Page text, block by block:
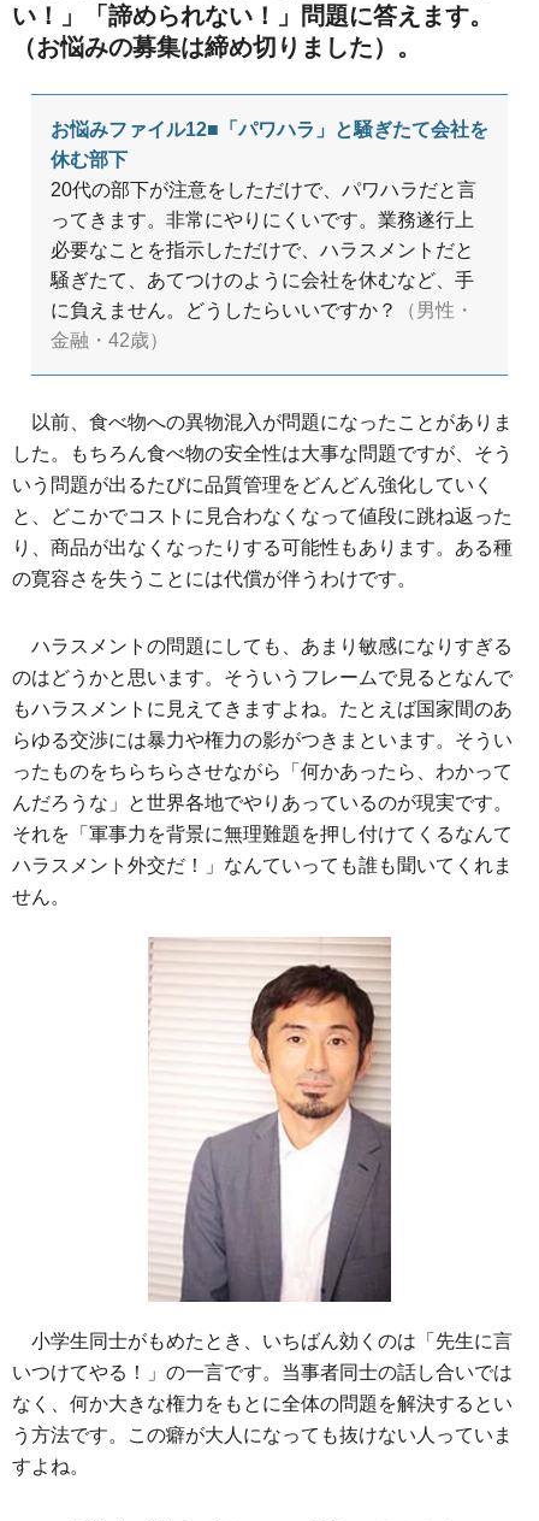
い！」「諦められない！」問題に答えます。
（お悩みの募集は締め切りました）。
お悩みファイル12■「パワハラ」と騒ぎたて会社を
休む部下
20代の部下が注意をしただけで、パワハラだと言
ってきます。非常にやりにくいです。業務遂行上
必要なことを指示しただけで、ハラスメントだと
騒ぎたて、あてつけのように会社を休むなど、手
に負えません。どうしたらいいですか？
（男性・
金融・42歳）
以前、食べ物への異物混入が問題になったことがありま
した。もちろん食べ物の安全性は大事な問題ですが、そう
いう問題が出るたびに品質管理をどんどん強化していく
と、どこかでコストに見合わなくなって値段に跳ね返った
り、商品が出なくなったりする可能性もあります。ある種
の寛容さを失うことには代償が伴うわけです。
ハラスメントの問題にしても、あまり敏感になりすぎる
のはどうかと思います。そういうフレームで見るとなんで
もハラスメントに見えてきますよね。たとえば国家間のあ
らゆる交渉には暴力や権力の影がつきまといます。そうい
ったものをちらちらさせながら「何かあったら、わかって
んだろうな」と世界各地でやりあっているのが現実です。
それを「軍事力を背景に無理難題を押し付けてくるなんて
ハラスメント外交だ！」なんていっても誰も聞いてくれま
せん。
小学生同士がもめたとき、いちばん効くのは「先生に言
いつけてやる！」の一言です。当事者同士の話し合いでは
なく、何か大きな権力をもとに全体の問題を解決するとい
う方法です。この癖が大人になっても抜けない人っていま
すよね。